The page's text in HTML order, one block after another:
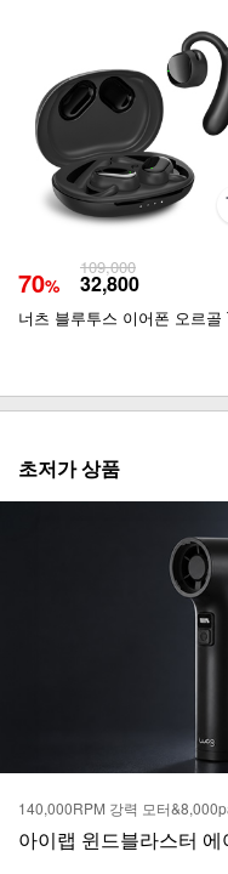
70%
109,000
32,800
너츠 블루투스 이어폰 오르골
초저가 상품
140,000RPM 강력 모터
아이랩 윈드블라스터